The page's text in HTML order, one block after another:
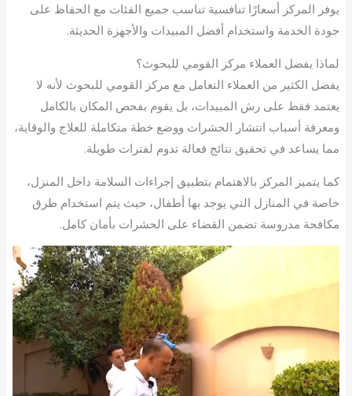
يوفر المركز أسعارًا تنافسية تناسب جميع الفئات مع الحفاظ على
جودة الخدمة واستخدام أفضل المبيدات والأجهزة الحديثة.
لماذا يفضل العملاء مركز القومي للبحوث؟
يفضل الكثير من العملاء التعامل مع مركز القومي للبحوث لأنه لا
يعتمد فقط على رش المبيدات، بل يقوم بفحص المكان بالكامل
ومعرفة أسباب انتشار الحشرات ووضع خطة متكاملة للعلاج والوقاية،
مما يساعد في تحقيق نتائج فعالة تدوم لفترات طويلة.
كما يتميز المركز بالاهتمام بتطبيق إجراءات السلامة داخل المنزل،
خاصة في المنازل التي يوجد بها أطفال، حيث يتم استخدام طرق
مكافحة مدروسة تضمن القضاء على الحشرات بأمان كامل.